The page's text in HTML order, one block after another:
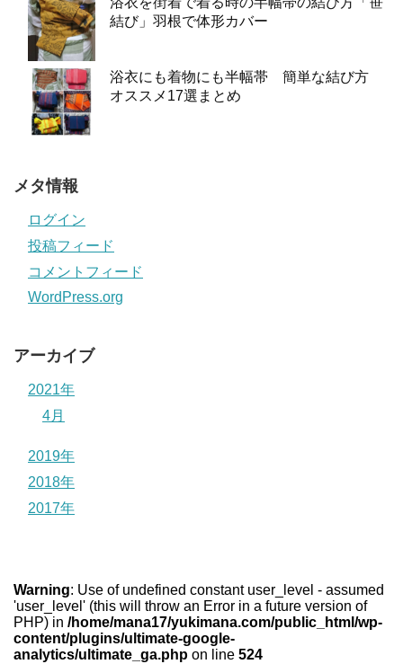
結び」羽根で体形カバー
浴衣にも着物にも半幅帯 簡単な結び方
オススメ17選まとめ
メタ情報
ログイン
投稿フィード
コメントフィード
WordPress.org
アーカイブ
2021年
4月
2019年
2018年
2017年
Warning: Use of undefined constant user_level - assumed
'user_level' (this will throw an Error in a future version of
PHP) in /home/mana17/yukimana.com/public_html/wp-
content/plugins/ultimate-google-
analytics/ultimate_ga.php on line 524